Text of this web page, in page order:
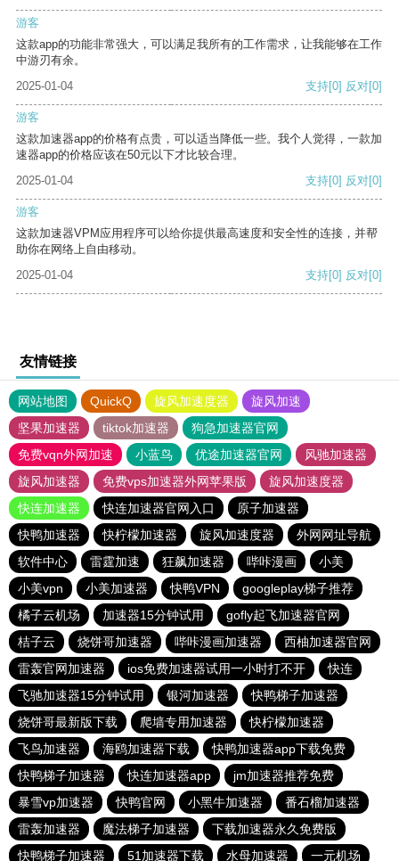
游客
这款app的功能非常强大，可以满足我所有的工作需求，让我能够在工作
中游刃有余。
2025-01-04
支持[0] 反对[0]
游客
这款加速器app的价格有点贵，可以适当降低一些。我个人觉得，一款加
速器app的价格应该在50元以下才比较合理。
2025-01-04
支持[0] 反对[0]
游客
这款加速器VPM应用程序可以给你提供最高速度和安全性的连接，并帮
助你在网络上自由移动。
2025-01-04
支持[0] 反对[0]
友情链接
网站地图 QuickQ 旋风加速度器
旋风加速
坚果加速器
tiktok加速器
狗急加速器官网
免费vqn外网加速
小蓝鸟 优途加速器官网
风驰加速器
旋风加速器
免费vps加速器外网苹果版
旋风加速度器
快连加速器
快连加速器官网入口
原子加速器
快鸭加速器
快柠檬加速器 旋风加速度器
外网网址导航
软件中心
雷霆加速 狂飙加速器 哔咔漫画
小美
小美vpn
小美加速器 快鸭VPN
googleplay梯子推荐
橘子云机场
加速器15分钟试用
gofly起飞加速器官网
桔子云
烧饼哥加速器 哔咔漫画加速器
西柚加速器官网
雷轰官网加速器
ios免费加速器试用一小时打不开
快连
飞驰加速器15分钟试用
银河加速器
快鸭梯子加速器
烧饼哥最新版下载
爬墙专用加速器
快柠檬加速器
飞鸟加速器
海鸥加速器下载
快鸭加速器app下载免费
快鸭梯子加速器
快连加速器app
jm加速器推荐免费
暴雪vp加速器
快鸭官网 小黑牛加速器
番石榴加速器
雷轰加速器
魔法梯子加速器
下载加速器永久免费版
快鸭梯子加速器
51加速器下载 水母加速器 一元机场